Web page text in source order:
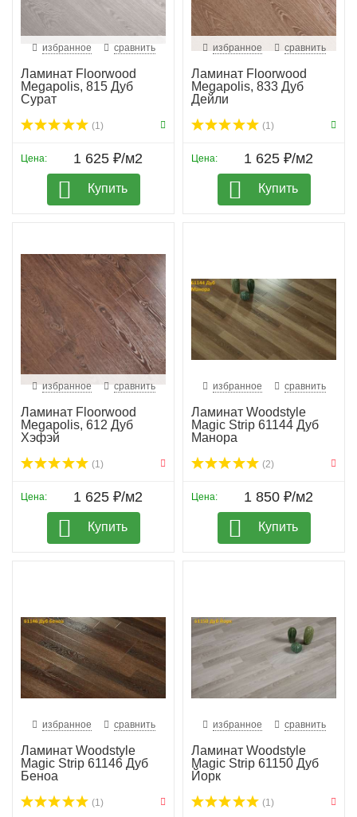
избранное сравнить
Ламинат Floorwood
Megapolis, 815 Дуб
Сурат
(1)
Цена: 1 625 ₽/м2
Купить
избранное сравнить
Ламинат Floorwood
Megapolis, 833 Дуб
Дейли
(1)
Цена: 1 625 ₽/м2
Купить
избранное сравнить
Ламинат Floorwood
Megapolis, 612 Дуб
Хэфэй
(1)
Цена: 1 625 ₽/м2
Купить
избранное сравнить
Ламинат Woodstyle
Magic Strip 61144 Дуб
Манора
(2)
Цена: 1 850 ₽/м2
Купить
избранное сравнить
Ламинат Woodstyle
Magic Strip 61146 Дуб
Беноа
(1)
избранное сравнить
Ламинат Woodstyle
Magic Strip 61150 Дуб
Йорк
(1)